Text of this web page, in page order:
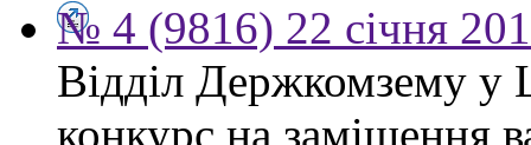
№ 4 (9816) 22 січня
Відділ Держкомзему у
конкурс на заміщення